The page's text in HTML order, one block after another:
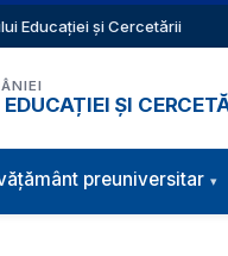
Educației și Cercetării
ȘI
preuniversitar